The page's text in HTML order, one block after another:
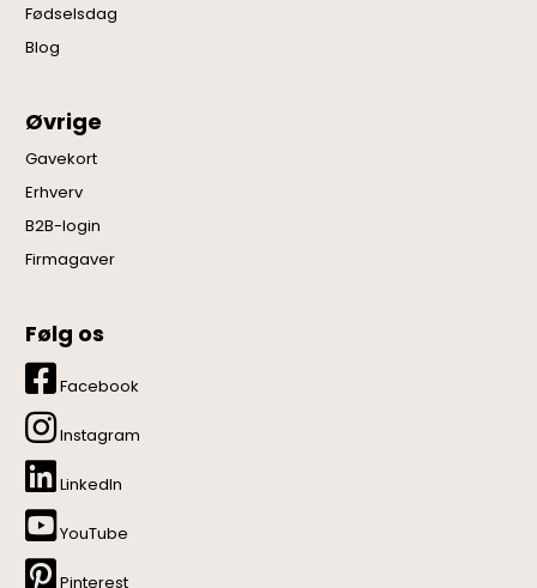
Fødselsdag
Blog
Øvrige
Gavekort
Erhverv
B2B-login
Firmagaver
Følg os
Facebook
Instagram
LinkedIn
YouTube
Pinterest